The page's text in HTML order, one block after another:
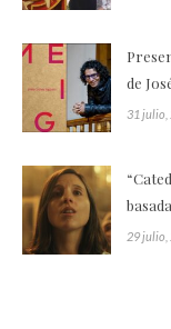
de
31 julio,
29 julio,